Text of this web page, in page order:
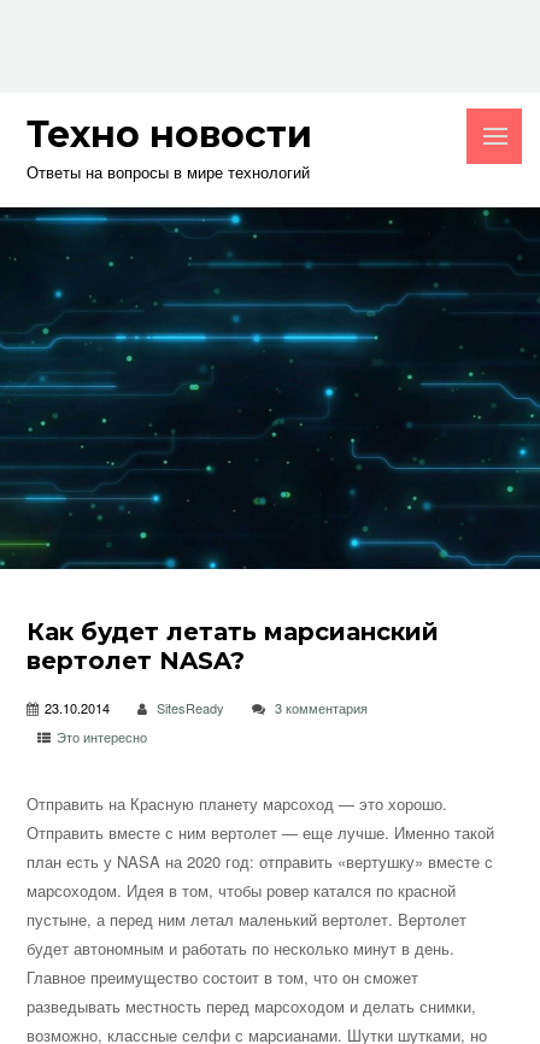
Техно новости
Ответы на вопросы в мире технологий
Как будет летать марсианский
вертолет NASA?
23.10.2014 SitesReady
3 комментария
Это интересно
Отправить на Красную планету марсоход — это хорошо.
Отправить вместе с ним вертолет — еще лучше. Именно такой
план есть у NASA на 2020 год: отправить «вертушку» вместе с
марсоходом. Идея в том, чтобы ровер катался по красной
пустыне, а перед ним летал маленький вертолет. Вертолет
будет автономным и работать по несколько минут в день.
Главное преимущество состоит в том, что он сможет
разведывать местность перед марсоходом и делать снимки,
возможно, классные селфи с марсианами. Шутки шутками, но